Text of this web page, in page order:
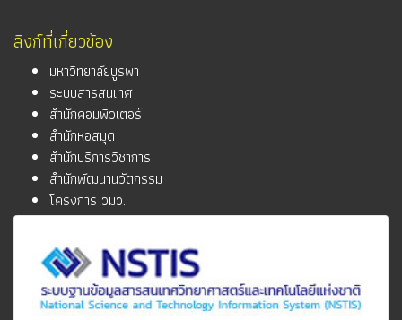
ลิงก์ที่เกี่ยวข้อง
มหาวิทยาลัยบูรพา
ระบบสารสนเทศ
สำนักคอมพิวเตอร์
สำนักหอสมุด
สำนักบริการวิชาการ
สำนักพัฒนานวัตกรรม
โครงการ วมว.